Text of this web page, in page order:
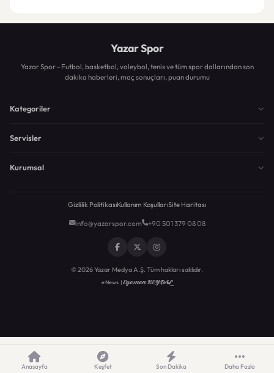
Yazar Spor
Yazar Spor - Futbol, basketbol, voleybol, tenis ve tüm spor dallarından son
dakika haberleri, maç sonuçları, puan durumu
Kategoriler
Servisler
Kurumsal
Gizlilik PolitikasıKullanım KoşullarıSite Haritası
info@yazarspor.com +90 501 379 08 08
© 2026 Yazar Medya A.Ş. Tüm hakları saklıdır.
eNews |Egemen KEYDAL
Anasayfa Keşfet Son Dakika Daha Fazla